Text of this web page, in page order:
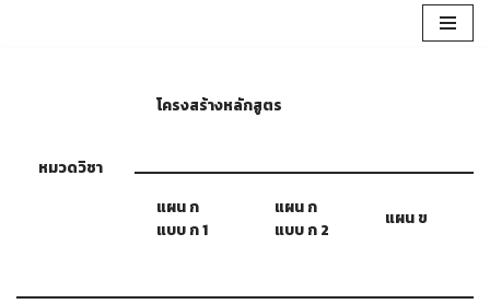
หมวดวิชา
โครงสร้างหลักสูตร
แผน ก
แบบ ก 1
แผน ก
แบบ ก 2
แผน ข